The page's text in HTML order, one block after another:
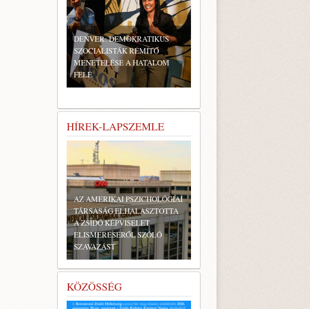
DENVER: DEMOKRATIKUS
SZOCIALISTÁK RÉMÍTŐ
MENETELÉSE A HATALOM
FELÉ
HÍREK-LAPSZEMLE
AZ AMERIKAI PSZICHOLÓGIAI
TÁRSASÁG ELHALASZTOTTA
A ZSIDÓ KÉPVISELET
ELISMERÉSÉRŐL SZÓLÓ
SZAVAZÁST
KÖZÖSSÉG